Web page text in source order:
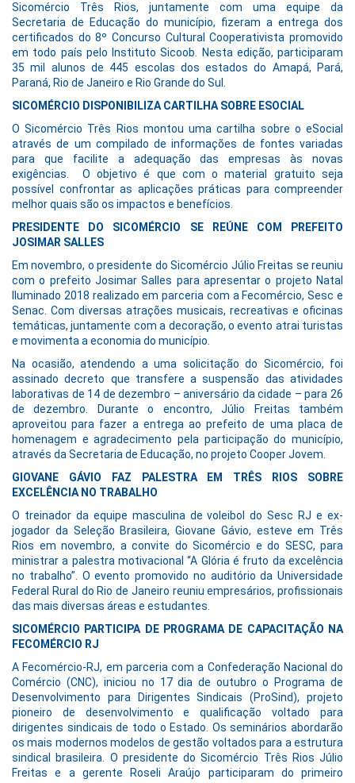
Sicomércio Três Rios, juntamente com uma equipe da
Secretaria de Educação do município, fizeram a entrega dos
certificados do 8º Concurso Cultural Cooperativista promovido
em todo país pelo Instituto Sicoob. Nesta edição, participaram
35 mil alunos de 445 escolas dos estados do Amapá, Pará,
Paraná, Rio de Janeiro e Rio Grande do Sul.
SICOMÉRCIO DISPONIBILIZA CARTILHA SOBRE ESOCIAL
O Sicomércio Três Rios montou uma cartilha sobre o eSocial
através de um compilado de informações de fontes variadas
para que facilite a adequação das empresas às novas
exigências. O objetivo é que com o material gratuito seja
possível confrontar as aplicações práticas para compreender
melhor quais são os impactos e benefícios.
PRESIDENTE DO SICOMÉRCIO SE REÚNE COM PREFEITO
JOSIMAR SALLES
Em novembro, o presidente do Sicomércio Júlio Freitas se reuniu
com o prefeito Josimar Salles para apresentar o projeto Natal
Iluminado 2018 realizado em parceria com a Fecomércio, Sesc e
Senac. Com diversas atrações musicais, recreativas e oficinas
temáticas, juntamente com a decoração, o evento atrai turistas
e movimenta a economia do município.
Na ocasião, atendendo a uma solicitação do Sicomércio, foi
assinado decreto que transfere a suspensão das atividades
laborativas de 14 de dezembro – aniversário da cidade – para 26
de dezembro. Durante o encontro, Júlio Freitas também
aproveitou para fazer a entrega ao prefeito de uma placa de
homenagem e agradecimento pela participação do município,
através da Secretaria de Educação, no projeto Cooper Jovem.
GIOVANE GÁVIO FAZ PALESTRA EM TRÊS RIOS SOBRE
EXCELÊNCIA NO TRABALHO
O treinador da equipe masculina de voleibol do Sesc RJ e ex-
jogador da Seleção Brasileira, Giovane Gávio, esteve em Três
Rios em novembro, a convite do Sicomércio e do SESC, para
ministrar a palestra motivacional “A Glória é fruto da excelência
no trabalho”. O evento promovido no auditório da Universidade
Federal Rural do Rio de Janeiro reuniu empresários, profissionais
das mais diversas áreas e estudantes.
SICOMÉRCIO PARTICIPA DE PROGRAMA DE CAPACITAÇÃO NA
FECOMÉRCIO RJ
A Fecomércio-RJ, em parceria com a Confederação Nacional do
Comércio (CNC), iniciou no 17 dia de outubro o Programa de
Desenvolvimento para Dirigentes Sindicais (ProSind), projeto
pioneiro de desenvolvimento e qualificação voltado para
dirigentes sindicais de todo o Estado. Os seminários abordarão
os mais modernos modelos de gestão voltados para a estrutura
sindical brasileira. O presidente do Sicomércio Três Rios Júlio
Freitas e a gerente Roseli Araújo participaram do primeiro